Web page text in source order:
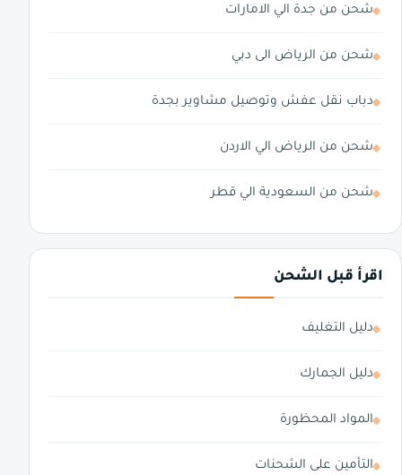
شحن من جدة الي الامارات
شحن من الرياض الى دبي
دباب نقل عفش وتوصيل مشاوير بجدة
شحن من الرياض الي الاردن
شحن من السعودية الي قطر
اقرأ قبل الشحن
دليل التغليف
دليل الجمارك
المواد المحظورة
التأمين على الشحنات